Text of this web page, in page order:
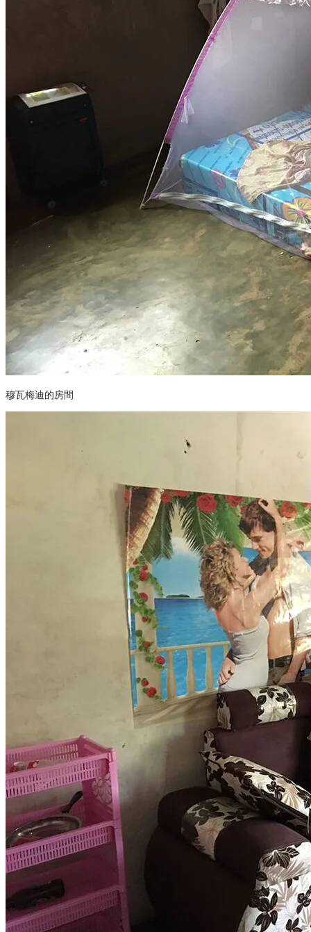
穆瓦梅迪的房間